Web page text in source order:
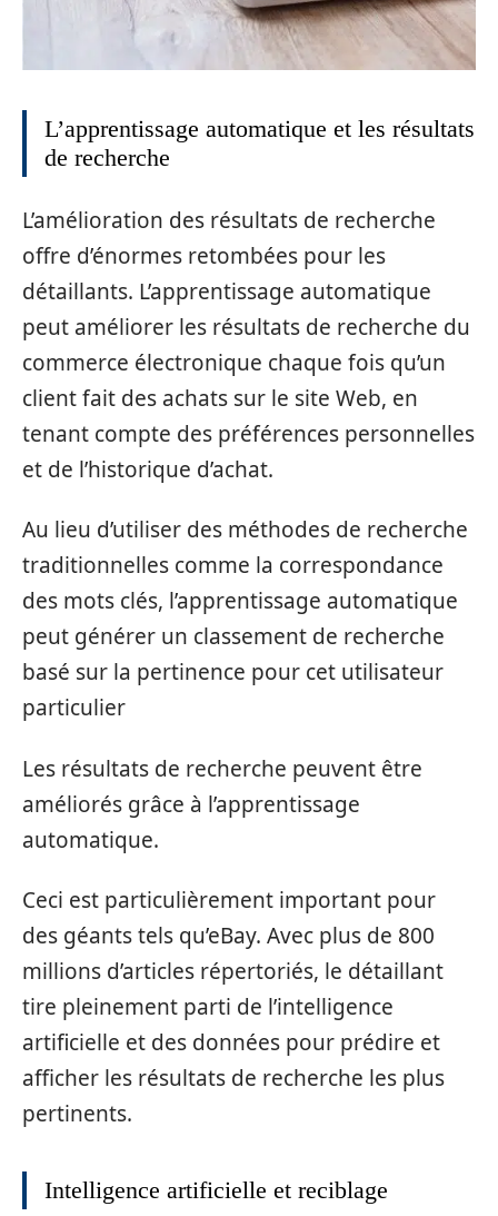
L’apprentissage automatique et les résultats
de recherche
L’amélioration des résultats de recherche
offre d’énormes retombées pour les
détaillants. L’apprentissage automatique
peut améliorer les résultats de recherche du
commerce électronique chaque fois qu’un
client fait des achats sur le site Web, en
tenant compte des préférences personnelles
et de l’historique d’achat.
Au lieu d’utiliser des méthodes de recherche
traditionnelles comme la correspondance
des mots clés, l’apprentissage automatique
peut générer un classement de recherche
basé sur la pertinence pour cet utilisateur
particulier
Les résultats de recherche peuvent être
améliorés grâce à l’apprentissage
automatique.
Ceci est particulièrement important pour
des géants tels qu’eBay. Avec plus de 800
millions d’articles répertoriés, le détaillant
tire pleinement parti de l’intelligence
artificielle et des données pour prédire et
afficher les résultats de recherche les plus
pertinents.
Intelligence artificielle et reciblage